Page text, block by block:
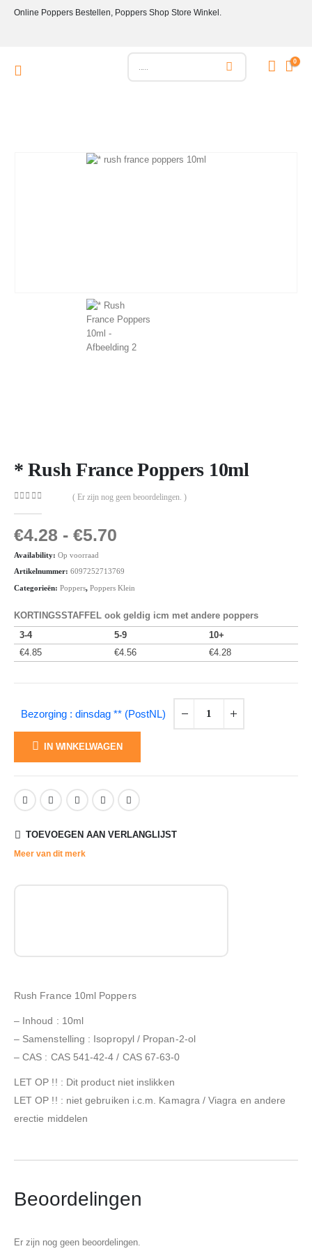
Online Poppers Bestellen, Poppers Shop Store Winkel.
0
* Rush France Poppers 10ml
( Er zijn nog geen beoordelingen. )
€4.28 - €5.70
Availability: Op voorraad
Artikelnummer: 6097252713769
Categorieën: Poppers, Poppers Klein
KORTINGSSTAFFEL ook geldig icm met andere poppers
3-4
5-9
10+
€4.85 €4.56 €4.28
Bezorging : dinsdag ** (PostNL)
IN WINKELWAGEN
TOEVOEGEN AAN VERLANGLIJST
Meer van dit merk
Rush France 10ml Poppers
– Inhoud : 10ml
– Samenstelling : Isopropyl / Propan-2-ol
– CAS : CAS 541-42-4 / CAS 67-63-0
LET OP !! : Dit product niet inslikken
LET OP !! : niet gebruiken i.c.m. Kamagra / Viagra en andere
erectie middelen
Beoordelingen
Er zijn nog geen beoordelingen.